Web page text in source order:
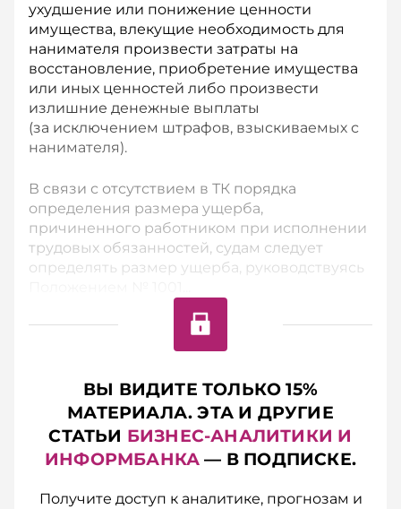
ухудшение или понижение ценности
имущества, влекущие необходимость для
нанимателя произвести затраты на
восстановление, приобретение имущества
или иных ценностей либо произвести
излишние денежные выплаты
(за исключением штрафов, взыскиваемых с
нанимателя).
В связи с отсутствием в ТК порядка
определения размера ущерба,
причиненного работником при исполнении
трудовых обязанностей, судам следует
определять размер ущерба, руководствуясь
ВЫ ВИДИТЕ ТОЛЬКО 15%
МАТЕРИАЛА. ЭТА И ДРУГИЕ
СТАТЬИ БИЗНЕС-АНАЛИТИКИ И
ИНФОРМБАНКА — В ПОДПИСКЕ.
Получите доступ к аналитике, прогнозам и